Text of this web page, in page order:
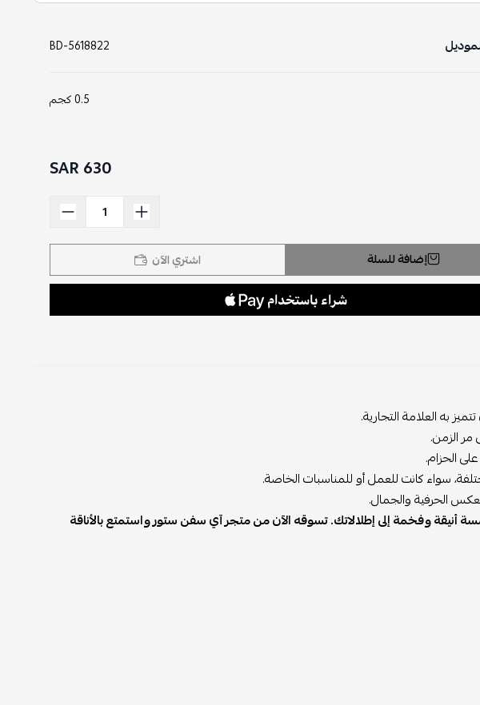
BD-5618822
0.5 كجم
630 SAR
إضافة للسلة اشتري الآن
به العلامة التجارية.
الزمن.
الحزام.
سواء كانت للعمل أو للمناسبات الخاصة.
الحرفية والجمال.
وفخمة إلى إطلالاتك. تسوقه الآن من متجر آي سفن ستور واستمتع بالأناقة